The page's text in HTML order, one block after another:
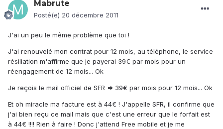
Mabrute
Posté(e) 20 décembre 2011
J'ai un peu le même problème que toi !
J'ai renouvelé mon contrat pour 12 mois, au téléphone, le service
résiliation m'affirme que je payerai 39€ par mois pour un
réengagement de 12 mois... Ok
Je reçois le mail officiel de SFR => 39€ par mois pour 12 mois... Ok
Et oh miracle ma facture est à 44€ ! J'appelle SFR, il confirme que
j'ai bien reçu ce mail mais que c'est une erreur que le forfait est
à 44€ !!!! Rien à faire ! Donc j'attend Free mobile et je me